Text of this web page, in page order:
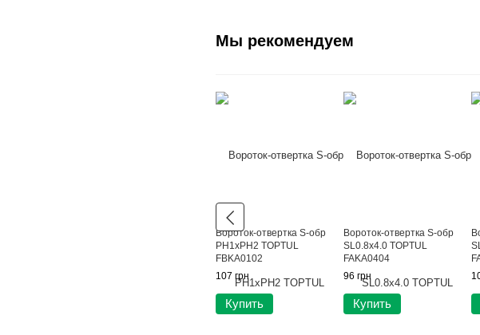
Мы рекомендуем
Вороток-отвертка S-обр
PH1xPH2 TOPTUL
FBKA0102
107 грн
Купить
Вороток-отвертка S-обр
SL0.8x4.0 TOPTUL
FAKA0404
96 грн
Купить